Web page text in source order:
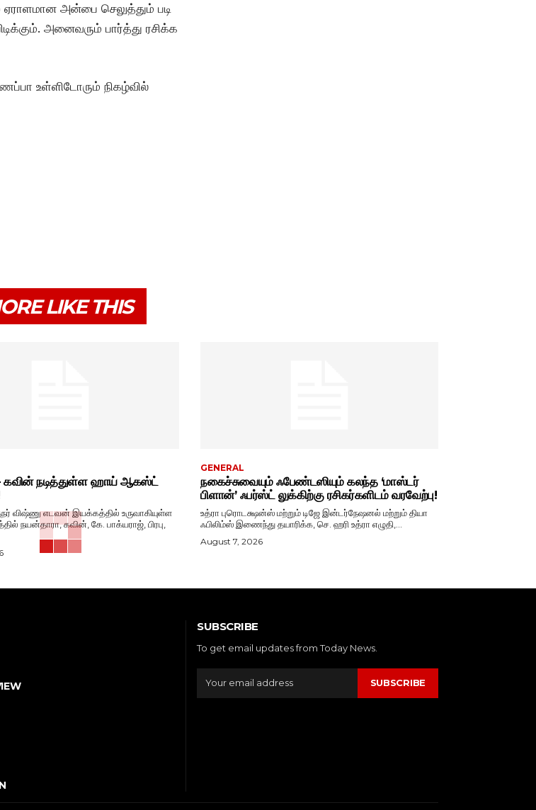
அன்பை செலுத்தும் படி
அனைவரும் பார்த்து ரசிக்க
உள்ளிடோரும் நிகழ்வில்
LIKE THIS
கவின் நடித்துள்ள ஹாய் ஆகஸ்ட்
விஷ்ணு எடவன் இயக்கத்தில் உருவாகியுள்ள
நயன்தாரா, கவின், கே. பாக்யராஜ், பிரபு,
GENERAL
நகைச்சுவையும் ஃபேண்டஸியும் கலந்த ‘மாஸ்டர்
பிளான்’ ஃபர்ஸ்ட் லுக்கிற்கு ரசிகர்களிடம் வரவேற்பு!
உத்ரா புரொடக்ஷன்ஸ் மற்றும் டிஜே இன்டர்நேஷனல் மற்றும் தியா
ஃபிலிம்ஸ் இணைந்து தயாரிக்க, செ. ஹரி உத்ரா எழுதி,...
August 7, 2026
SUBSCRIBE
To get email updates from Today News.
SUBSCRIBE